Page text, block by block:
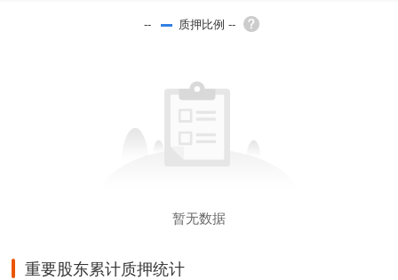
-- 质押比例 --
暂无数据
重要股东累计质押统计